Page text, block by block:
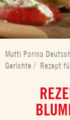
Mutti Parma
Gerichte / Rezept